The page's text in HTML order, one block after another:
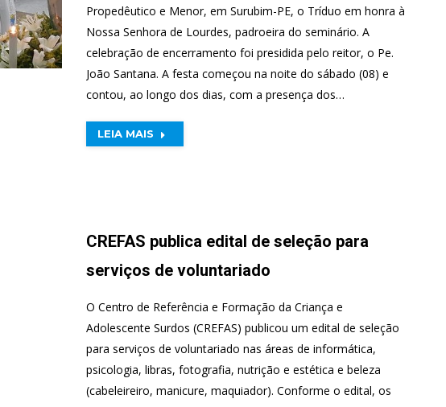
Propedêutico e Menor, em Surubim-PE, o Tríduo em honra à
Nossa Senhora de Lourdes, padroeira do seminário. A
celebração de encerramento foi presidida pelo reitor, o Pe.
João Santana. A festa começou na noite do sábado (08) e
contou, ao longo dos dias, com a presença dos…
LEIA MAIS
CREFAS publica edital de seleção para
serviços de voluntariado
O Centro de Referência e Formação da Criança e
Adolescente Surdos (CREFAS) publicou um edital de seleção
para serviços de voluntariado nas áreas de informática,
psicologia, libras, fotografia, nutrição e estética e beleza
(cabeleireiro, manicure, maquiador). Conforme o edital, os